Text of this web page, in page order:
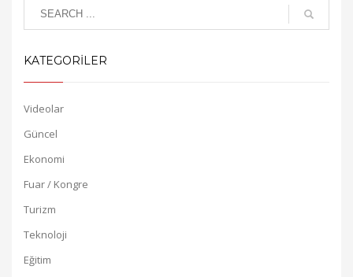
KATEGORİLER
Videolar
Güncel
Ekonomi
Fuar / Kongre
Turizm
Teknoloji
Eğitim